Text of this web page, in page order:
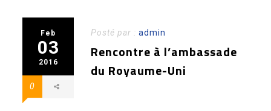
Feb
03
2016
0
Posté par :admin
Rencontre à l’ambassade
du Royaume-Uni